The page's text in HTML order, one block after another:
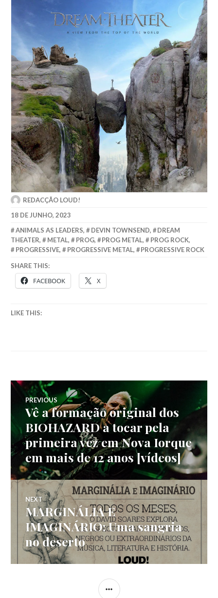
REDACÇÃO LOUD!
18 DE JUNHO, 2023
ANIMALS AS LEADERS, DEVIN TOWNSEND,
DREAM
THEATER, METAL, PROG, PROG METAL, PROG ROCK,
PROGRESSIVE, PROGRESSIVE METAL, PROGRESSIVE ROCK
SHARE THIS:
FACEBOOK X
LIKE THIS:
Navegação
de
artigos
PREVIOUS
Previous
post:
Vê a formação original dos
BIOHAZARD a tocar pela
primeira vez em Nova Iorque
em mais de 12 anos [vídeos]
NEXT
Next
post:
MARGINÁLIA E
IMAGINÁRIO: Uma sangria
no deserto
SIDEBAR